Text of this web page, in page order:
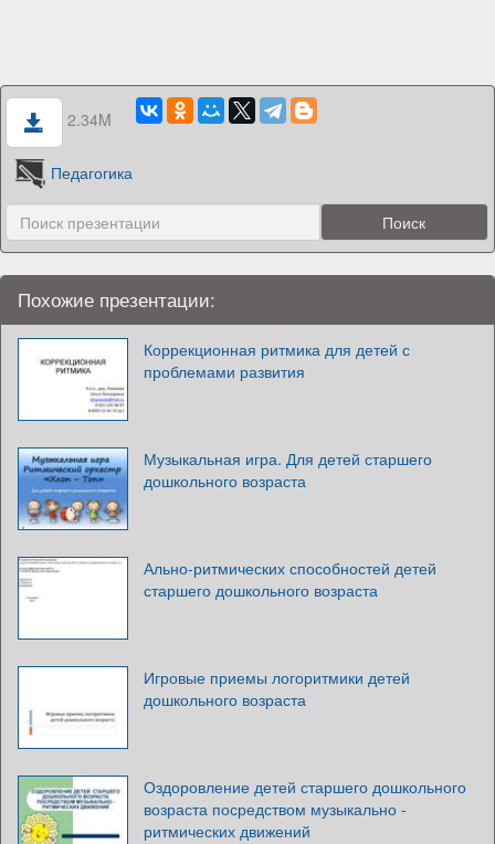
2.34M
Педагогика
Похожие презентации:
Коррекционная ритмика для детей с
проблемами развития
Музыкальная игра. Для детей старшего
дошкольного возраста
Ально-ритмических способностей детей
старшего дошкольного возраста
Игровые приемы логоритмики детей
дошкольного возраста
Оздоровление детей старшего дошкольного
возраста посредством музыкально -
ритмических движений